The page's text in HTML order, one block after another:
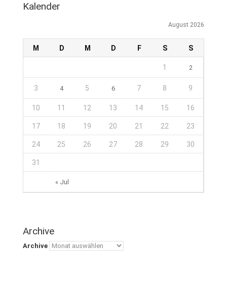
Kalender
August 2026
M D M D F S S
« Jul
1 2
3 4 5 6 7 8 9
10 11 12 13 14 15 16
17 18 19 20 21 22 23
24 25 26 27 28 29 30
31
Archive
Archive